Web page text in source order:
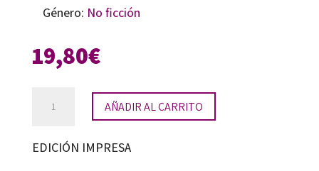
Género: No ficción
19,80€
AÑADIR AL CARRITO
EDICIÓN IMPRESA